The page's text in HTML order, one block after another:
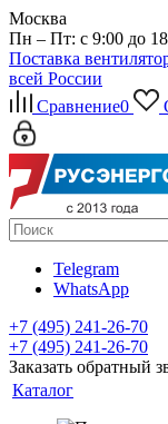
Москва
Пн – Пт: с 9:00 до
Поставка
всей России
Сравнение0
Telegram
WhatsApp
+7 (495) 241-26-70
+7 (495) 241-26-70
Заказать обратный
Каталог